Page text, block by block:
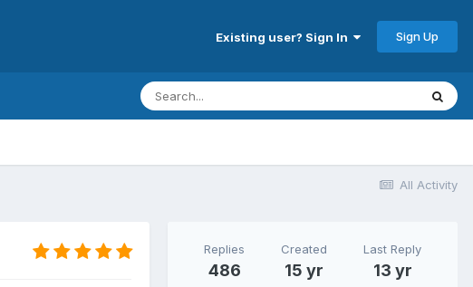
Existing user? Sign In Sign Up
All Activity
Replies
486
Created
15 yr
Last Reply
13 yr